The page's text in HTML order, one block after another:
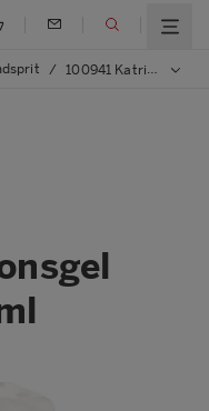
/ 100941 Katrin Handdesinfektionsgel Touchfree 500 ml